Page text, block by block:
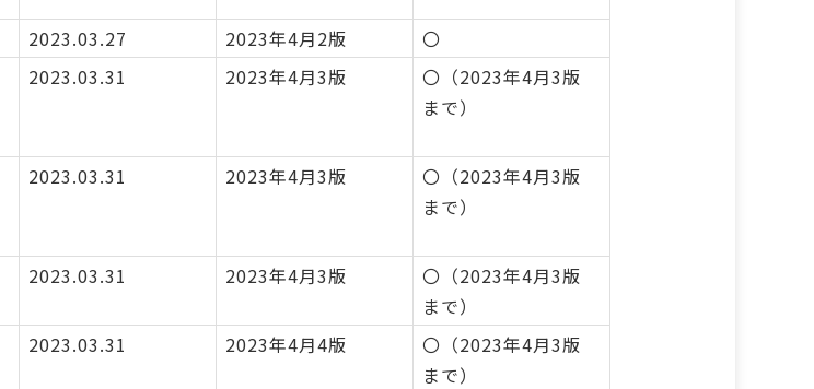
2023.03.27 2023年4月2版
〇
2023.03.31 2023年4月3版
〇（2023年4月3版
まで）
2023.03.31 2023年4月3版
〇（2023年4月3版
まで）
2023.03.31 2023年4月3版
〇（2023年4月3版
まで）
2023.03.31 2023年4月4版
〇（2023年4月3版
まで）